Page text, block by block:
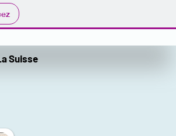
Suisse